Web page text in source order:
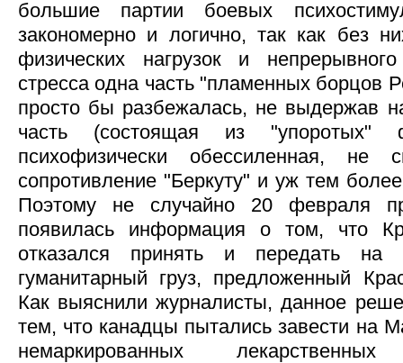
большие партии боевых
закономерно и логично, так как без
физических нагрузок и непрерывного
стресса одна часть "пламенных борцов
просто бы разбежалась, не выдержав
часть (состоящая из "упоротых"
психофизически обессиленная, не
сопротивление "Беркуту" и уж тем
Поэтому не случайно 20 февраля
появилась информация о том, что
отказался принять и передать на
гуманитарный груз, предложенный
Как выяснили журналисты, данное
тем, что канадцы пытались завести на
немаркированных